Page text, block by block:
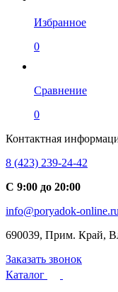
Избранное
0
Сравнение
0
Контактная
8 (423) 239-24-42
С 9:00 до 20:00
info@poryadok-online.ru
690039, Прим. Край,
Заказать звонок
Каталог